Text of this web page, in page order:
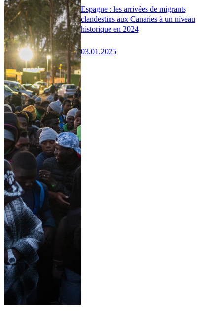
Espagne : les arrivées de migrants
clandestins aux Canaries à un niveau
historique en 2024
03.01.2025